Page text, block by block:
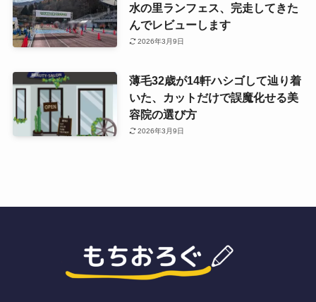
水の里ランフェス、完走してきた
んでレビューします
2026年3月9日
薄毛32歳が14軒ハシゴして辿り着
いた、カットだけで誤魔化せる美
容院の選び方
2026年3月9日